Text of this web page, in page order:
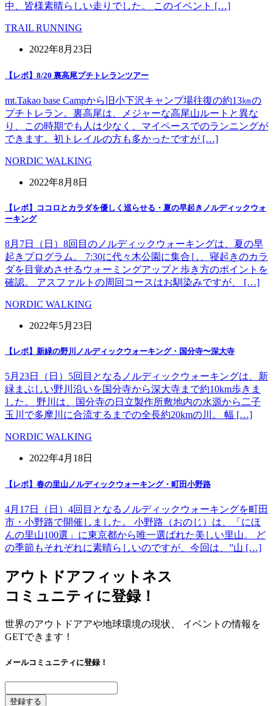
中、皆様素晴らしい走りでした。 このイベント […]
TRAIL RUNNING
2022年8月23日
【レポ】8/20 裏高尾プチトレランツアー
mt.Takao base Campから旧小下沢キャンプ場往復の約13㎞の
プチトレラン。裏高尾は、メジャーな高尾山ルートと異な
り、この時期でも人は少なく、マイペースでのランニングが
できます。初トレイルの方も多かったですが […]
NORDIC WALKING
2022年8月8日
【レポ】ココロとカラダを優しく巡らせる・夏の早起きノルディックウォ
ーキング
8月7日（日）8回目のノルディックウォーキングは、夏の早
起きプログラム。 7:30に代々木公園に集合し、寝起きのカラ
ダを目覚めさせるウォーミングアップと歩き方のポイントを
確認。 アスファルトの周回コースはお馴染みですが、 […]
NORDIC WALKING
2022年5月23日
【レポ】新緑の野川ノルディックウォーキング・国分寺〜深大寺
5月23日（日）5回目となるノルディックウォーキングは、新
緑まぶしい野川沿いを国分寺から深大寺まで約10km歩きま
した。 野川は、国分寺の日立製作所敷地内の水源から二子
玉川で多摩川に合流するまでの全長約20kmの川。 幅 […]
NORDIC WALKING
2022年4月18日
【レポ】春の里山ノルディックウォーキング・町田小野路
4月17日（日）4回目となるノルディックウォーキングを町田
市・小野路で開催しました。 小野路（おのじ）は、「にほ
んの里山100選」に東京都から唯一選ばれた美しい里山。 ど
の季節もそれぞれに素晴らしいのですが、今回は、”山 […]
アウトドアフィットネス
コミュニティに登録！
世界のアウトドアアや地球環境の現状、 イベントの情報を
GETできます！
メールコミュニティに登録！